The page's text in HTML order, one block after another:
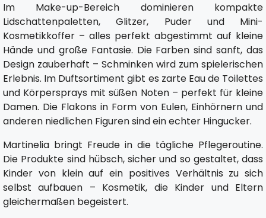
Im Make-up-Bereich dominieren kompakte
Lidschattenpaletten, Glitzer, Puder und Mini-
Kosmetikkoffer – alles perfekt abgestimmt auf kleine
Hände und große Fantasie. Die Farben sind sanft, das
Design zauberhaft – Schminken wird zum spielerischen
Erlebnis. Im Duftsortiment gibt es zarte Eau de Toilettes
und Körpersprays mit süßen Noten – perfekt für kleine
Damen. Die Flakons in Form von Eulen, Einhörnern und
anderen niedlichen Figuren sind ein echter Hingucker.
Martinelia bringt Freude in die tägliche Pflegeroutine.
Die Produkte sind hübsch, sicher und so gestaltet, dass
Kinder von klein auf ein positives Verhältnis zu sich
selbst aufbauen – Kosmetik, die Kinder und Eltern
gleichermaßen begeistert.